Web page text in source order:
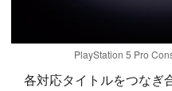
PlayStation 5 Pro
各対応タイトルをつなぎ